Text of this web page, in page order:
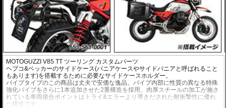
MOTOGUZZI V85 TT ツーリング カスタムパーツ
ヘプコ&ベッカーのサイドケース(パニアケースやサイドパニアと呼ばれること
もあります)を搭載するために必要なサイドケースホルダー。
パイプタイプのこの商品は丈夫で安価な逸品。パイプ内部に性質の異なる特殊
強化パイプをさらに1本追加させた2重構造を採用。肉厚スチールの加工が施さ
れている車両接合ポイントはトライ&エラーより導きだされた耐衝撃性に優れ
た構造です。